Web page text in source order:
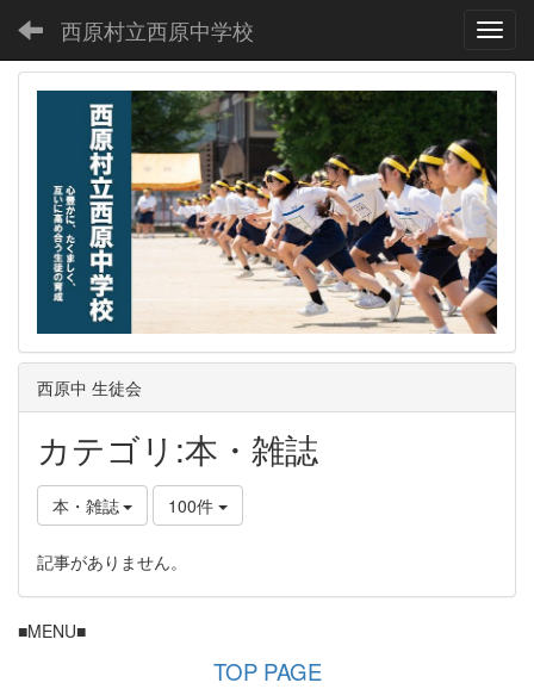
西原村立西原中学校
西原中 生徒会
カテゴリ:本・雑誌
本・雑誌 100件
記事がありません。
■MENU■
TOP PAGE